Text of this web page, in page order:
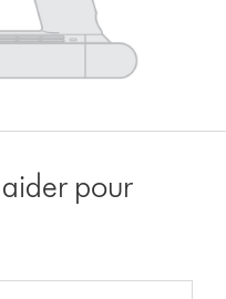
aider pour